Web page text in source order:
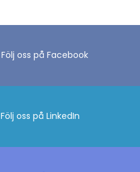
Följ oss på Facebook
Följ oss på LinkedIn